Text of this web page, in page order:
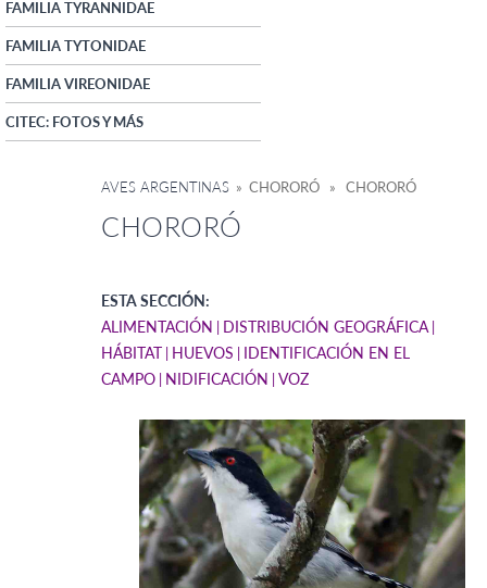
FAMILIA TYRANNIDAE
FAMILIA TYTONIDAE
FAMILIA VIREONIDAE
CITEC: FOTOS Y MÁS
AVES ARGENTINAS » CHORORÓ » CHORORÓ
CHORORÓ
ESTA SECCIÓN:
ALIMENTACIÓN
DISTRIBUCIÓN GEOGRÁFICA
HÁBITAT HUEVOS
IDENTIFICACIÓN EN EL
CAMPO NIDIFICACIÓN VOZ